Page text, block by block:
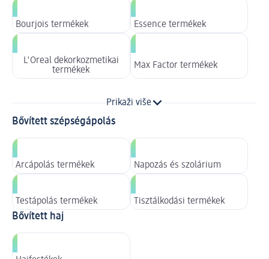
Bourjois termékek Essence termékek
L'Oreal dekorkozmetikai
termékek
Max Factor termékek
Prikaži više
Bővített szépségápolás
Arcápolás termékek Napozás és szolárium
Testápolás termékek Tisztálkodási termékek
Bővített haj